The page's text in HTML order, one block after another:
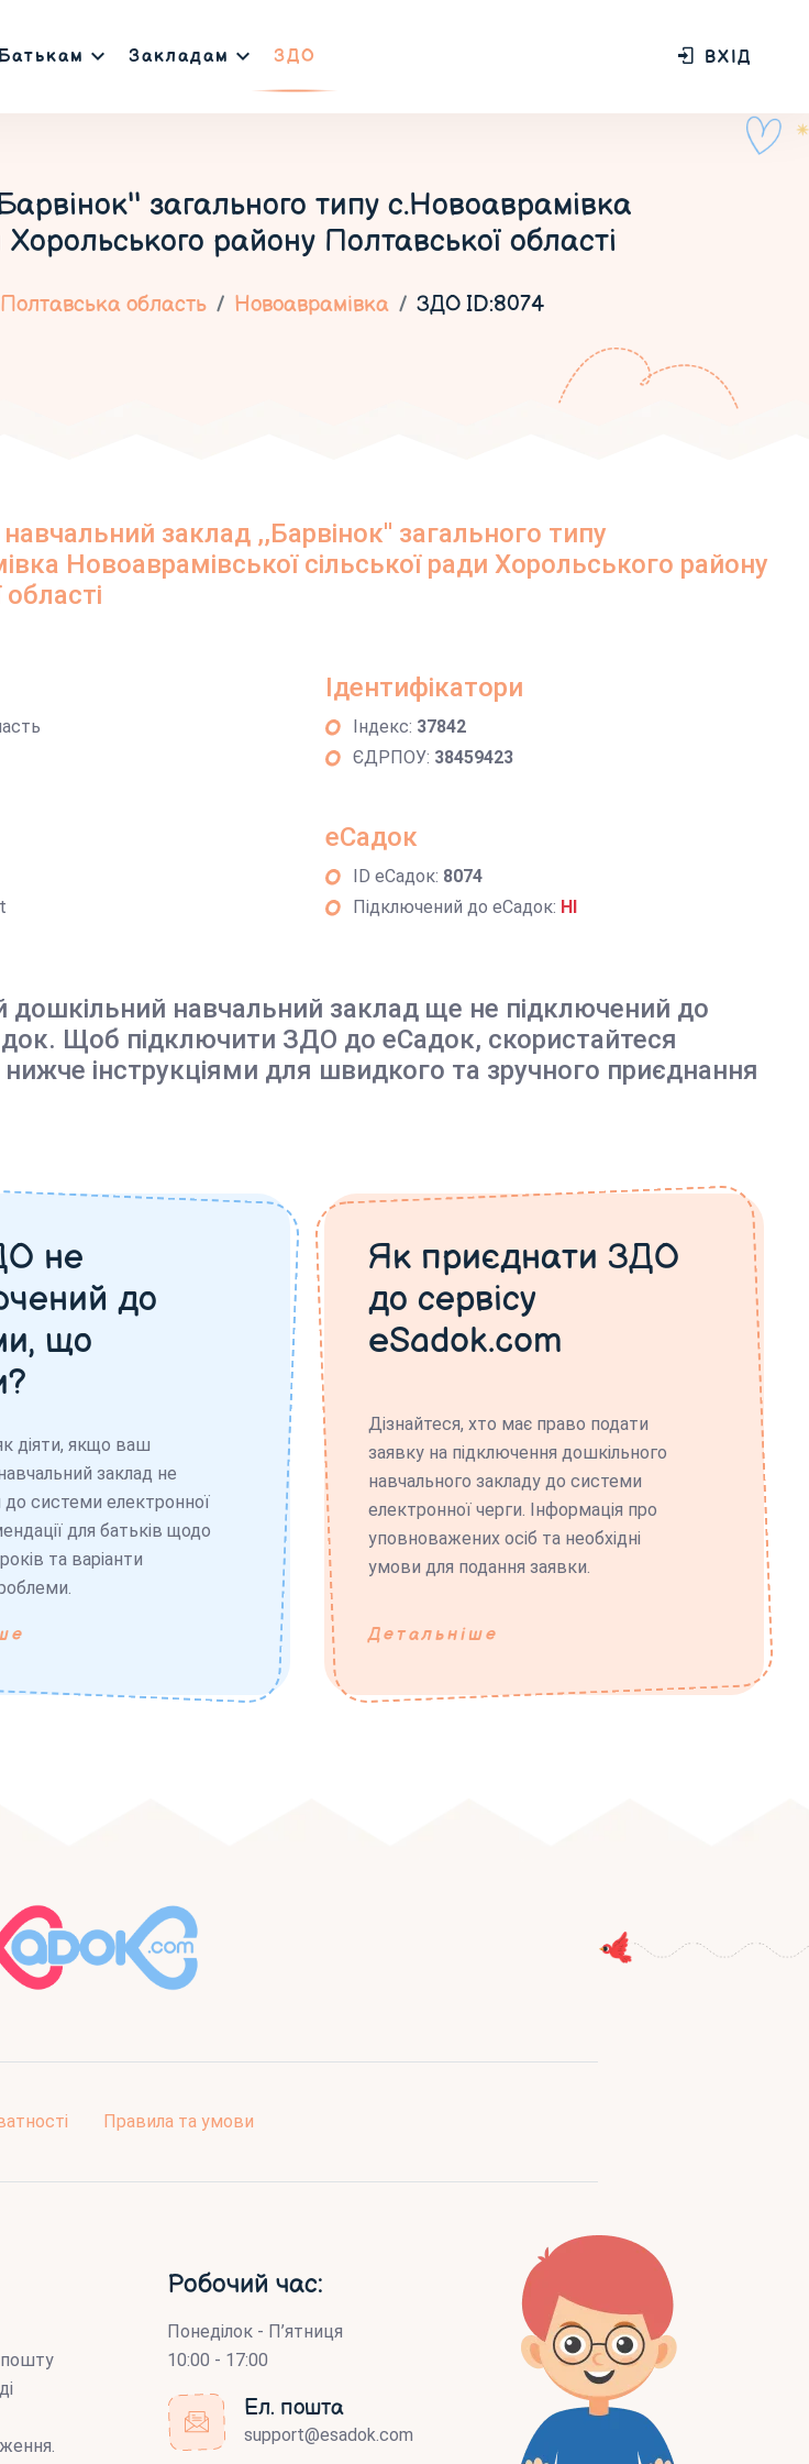
Батькам Закладам ЗДО ВХІД
загального типу с.Новоаврамівка
району Полтавської області
Полтавська область Новоаврамівка ЗДО ID:8074
заклад ,,Барвінок'' загального типу
Новоаврамівської сільської ради Хорольського району
Ідентифікатори
Індекс: 37842
ЄДРПОУ: 38459423
еСадок
ID еСадок: 8074
Підключений до еСадок: НІ
дошкільний навчальний заклад ще не підключений до
Щоб підключити ЗДО до еСадок, скористайтеся
інструкціями для швидкого та зручного приєднання
не
до
що
діяти, якщо ваш
заклад не
до системи електронної
для батьків щодо
та варіанти
Як приєднати ЗДО
до сервісу
eSadok.com
Дізнайтеся, хто має право подати
заявку на підключення дошкільного
навчального закладу до системи
електронної черги. Інформація про
уповноважених осіб та необхідні
умови для подання заявки.
Детальніше
Правила та умови
пошту
Робочий час:
Понеділок - П’ятниця
10:00 - 17:00
Ел. пошта
support@esadok.com